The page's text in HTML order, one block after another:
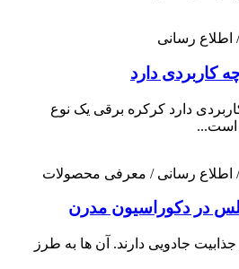
/ اطلاع رسانی
کاربردی دارد
دارد کرکره برقی یک نوع
است...
/ اطلاع رسانی / معرفی محصولات
در دکوراسیون مدرن
جادویی دارند. آن ها به طرز